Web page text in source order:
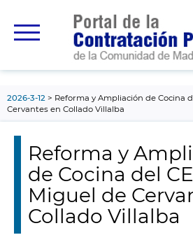
principal
2026-3-12
Reforma y Ampliación de Cocina
Cervantes en Collado Villalba
Reforma y
de Cocina del
Miguel de
Collado Villalba